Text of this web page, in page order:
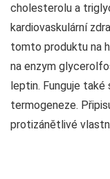
cholesterolu a
kardiovaskulární
tomto produktu na
na enzym
leptin. Funguje také
termogeneze.
protizánětlivé